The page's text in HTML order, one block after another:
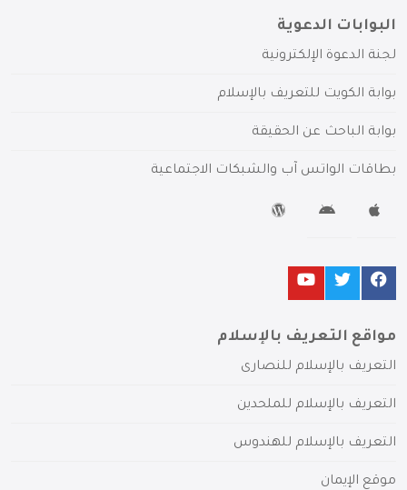
البوابات الدعوية
لجنة الدعوة الإلكترونية
بوابة الكويت للتعريف بالإسلام
بوابة الباحث عن الحقيقة
بطاقات الواتس آب والشبكات الاجتماعية
مواقع التعريف بالإسلام
التعريف بالإسلام للنصارى
التعريف بالإسلام للملحدين
التعريف بالإسلام للهندوس
موقع الإيمان